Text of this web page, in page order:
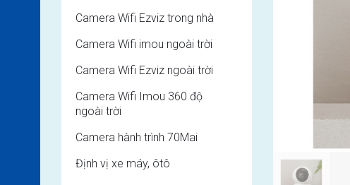
Camera Wifi Ezviz trong nhà
Camera Wifi imou ngoài trời
Camera Wifi Ezviz ngoài trời
Camera Wifi Imou 360 độ
ngoài trời
Camera hành trình 70Mai
Định vị xe máy, ôtô